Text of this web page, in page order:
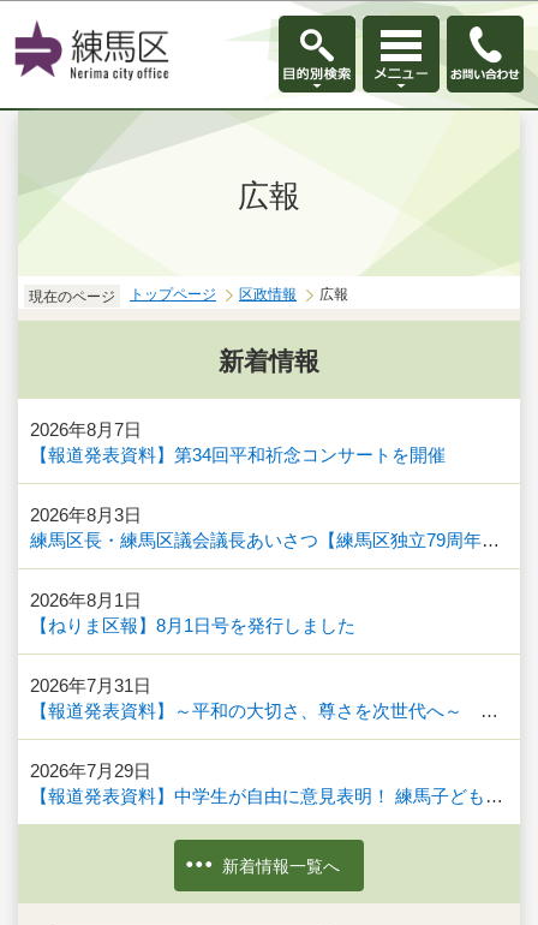
このページの本文へ移動
広報
現在のページ トップページ 区政情報 広報
新着情報
2026年8月7日
【報道発表資料】第34回平和祈念コンサートを開催
2026年8月3日
練馬区長・練馬区議会議長あいさつ【練馬区独立79周年（庁内放送）】
2026年8月1日
【ねりま区報】8月1日号を発行しました
2026年7月31日
【報道発表資料】～平和の大切さ、尊さを次世代へ～ 平和祈念パネル展を開催します
2026年7月29日
【報道発表資料】中学生が自由に意見表明！ 練馬子ども議会「子ども提言発表会」を開催します！
新着情報一覧へ